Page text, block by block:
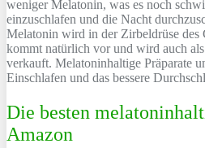
weniger Melatonin, was es noch
einzuschlafen und die Nacht
Melatonin wird in der Zirbeldrüse des
kommt natürlich vor und wird auch
verkauft. Melatoninhaltige Präparate
Einschlafen und das bessere
Die besten
Amazon